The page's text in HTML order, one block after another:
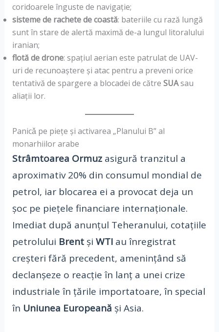
coridoarele înguste de navigație;
sisteme de rachete de coastă: bateriile cu rază lungă
sunt în stare de alertă maximă de-a lungul litoralului
iranian;
flotă de drone: spațiul aerian este patrulat de UAV-
uri de recunoaștere și atac pentru a preveni orice
tentativă de spargere a blocadei de către SUAsau
aliații lor.
Panicǎ pe piețe și activarea „Planului B” al
monarhiilor arabe
Strâmtoarea Ormuzasigură tranzitul a
aproximativ 20% din consumul mondial de
petrol, iar blocarea ei a provocat deja un
șoc pe piețele financiare internaționale.
Imediat după anunțul Teheranului, cotațiile
petrolului Brentși WTIau înregistrat
creșteri fără precedent, amenințând să
declanșeze o reacție în lanț a unei crize
industriale în țările importatoare, în special
în Uniunea Europeană și Asia.